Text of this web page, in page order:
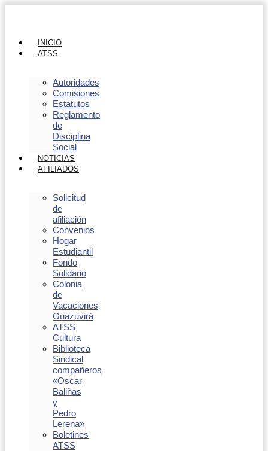
INICIO
ATSS
Autoridades
Comisiones
Estatutos
Reglamento
de
Disciplina
Social
NOTICIAS
AFILIADOS
Solicitud
de
afiliación
Convenios
Hogar
Estudiantil
Fondo
Solidario
Colonia
de
Vacaciones
Guazuvirá
ATSS
Cultura
Biblioteca
Sindical
compañeros
«Oscar
Baliñas
y
Pedro
Lerena»
Boletines
ATSS